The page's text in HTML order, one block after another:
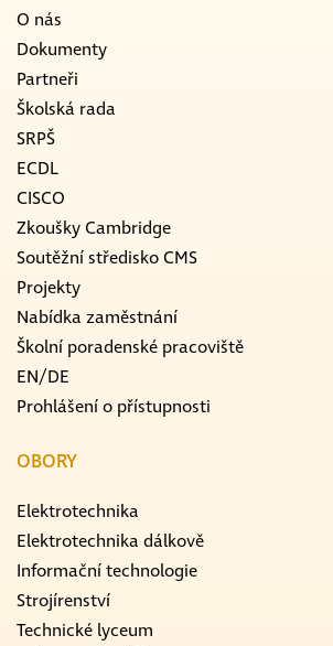
O nás
Dokumenty
Partneři
Školská rada
SRPŠ
ECDL
CISCO
Zkoušky Cambridge
Soutěžní středisko CMS
Projekty
Nabídka zaměstnání
Školní poradenské pracoviště
EN/DE
Prohlášení o přístupnosti
OBORY
Elektrotechnika
Elektrotechnika dálkově
Informační technologie
Strojírenství
Technické lyceum